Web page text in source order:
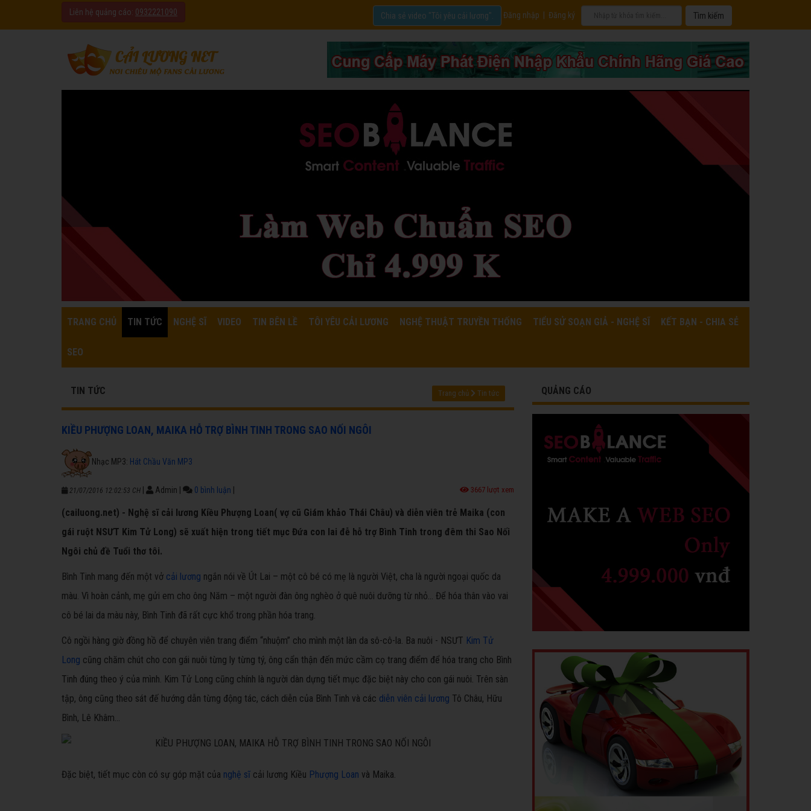
Liên hệ quảng cáo: 0932221090 Đăng nhập Đăng ký
Chia sẻ video "Tôi yêu cải lương".
TRANG CHỦ TIN TỨC NGHỆ SĨ VIDEO TIN BÊN LỀ TÔI YÊU CẢI LƯƠNG NGHỆ THUẬT TRUYỀN THỐNG TIỂU SỬ SOẠN GIẢ - NGHỆ SĨ KẾT BẠN - CHIA SẺ
SEO
TIN TỨC Trang chủ Tin tức
KIỀU PHƯỢNG LOAN, MAIKA HỖ TRỢ BÌNH TINH TRONG SAO NỐI NGÔI
Nhạc MP3: Hát Chầu Văn MP3
21/07/2016 12:02:53 CH Admin 0 bình luận 3667 lượt xem
(cailuong.net) - Nghệ sĩ cải lương Kiều Phượng Loan( vợ cũ Giám khảo Thái Châu) và diễn viên trẻ Maika (con
gái ruột NSƯT Kim Tử Long) sẽ xuất hiện trong tiết mục Đứa con lai đễ hỗ trợ Bình Tinh trong đêm thi Sao Nối
Ngôi chủ đề Tuổi thơ tôi.
Bình Tinh mang đến một vở cải lương ngắn nói về Út Lai – một cô bé có mẹ là người Việt, cha là người ngoại quốc da
màu. Vì hoàn cảnh, mẹ gửi em cho ông Năm – một người đàn ông nghèo ở quê nuôi dưỡng từ nhỏ… Để hóa thân vào vai
cô bé lai da màu này, Bình Tinh đã rất cực khổ trong phần hóa trang.
Cô ngồi hàng giờ đồng hồ để chuyên viên trang điểm “nhuộm” cho mình một làn da sô-cô-la. Ba nuôi - NSƯT Kim Tử
Long cũng chăm chút cho con gái nuôi từng ly từng tý, ông cẩn thận đến mức cầm cọ trang điểm để hóa trang cho Bình
Tinh đúng theo ý của mình. Kim Tử Long cũng chính là người dàn dựng tiết mục đặc biệt này cho con gái nuôi. Trên sàn
tập, ông cũng theo sát đế hướng dẫn từng động tác, cách diễn của Bình Tinh và các diễn viên cải lương Tô Châu, Hữu
Bình, Lê Khâm…
Đặc biệt, tiết mục còn có sự góp mặt của nghệ sĩ cải lương Kiều Phượng Loan và Maika.
QUẢNG CÁO